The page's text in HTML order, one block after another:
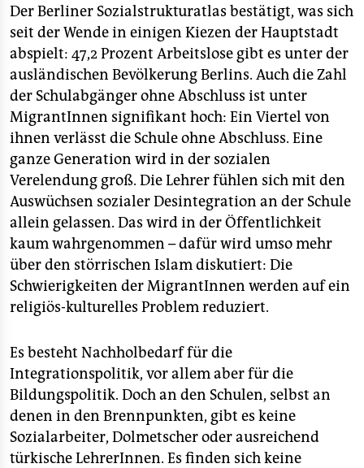
Der Berliner Sozialstrukturatlas bestätigt, was sich
seit der Wende in einigen Kiezen der Hauptstadt
abspielt: 47,2 Prozent Arbeitslose gibt es unter der
ausländischen Bevölkerung Berlins. Auch die Zahl
der Schulabgänger ohne Abschluss ist unter
MigrantInnen signifikant hoch: Ein Viertel von
ihnen verlässt die Schule ohne Abschluss. Eine
ganze Generation wird in der sozialen
Verelendung groß. Die Lehrer fühlen sich mit den
Auswüchsen sozialer Desintegration an der Schule
allein gelassen. Das wird in der Öffentlichkeit
kaum wahrgenommen – dafür wird umso mehr
über den störrischen Islam diskutiert: Die
Schwierigkeiten der MigrantInnen werden auf ein
religiös-kulturelles Problem reduziert.
Es besteht Nachholbedarf für die
Integrationspolitik, vor allem aber für die
Bildungspolitik. Doch an den Schulen, selbst an
denen in den Brennpunkten, gibt es keine
Sozialarbeiter, Dolmetscher oder ausreichend
türkische LehrerInnen. Es finden sich keine